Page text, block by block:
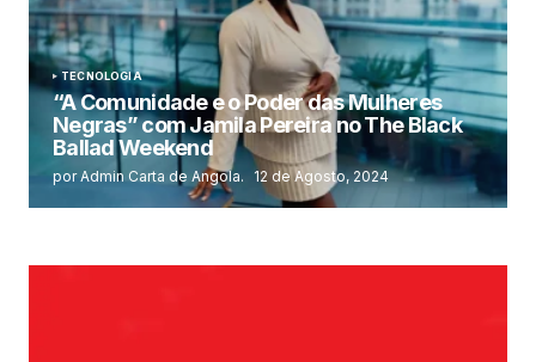
TECNOLOGIA
“A Comunidade e o Poder das Mulheres
Negras” com Jamila Pereira no The Black
Ballad Weekend
por Admin Carta de Angola. 12 de Agosto, 2024